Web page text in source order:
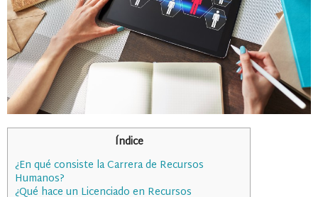
Índice
¿En qué consiste la Carrera de Recursos
Humanos?
¿Qué hace un Licenciado en Recursos